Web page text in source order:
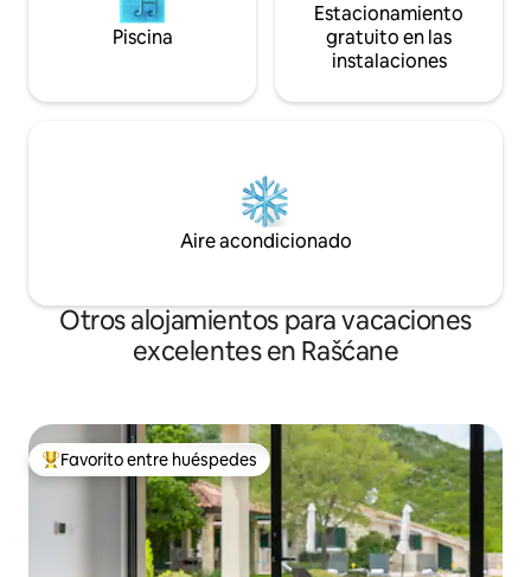
Piscina
Estacionamiento
gratuito en las
instalaciones
Aire acondicionado
Otros alojamientos para vacaciones
excelentes en Rašćane
Favorito entre huéspedes preferido
Favorito entre huéspedes